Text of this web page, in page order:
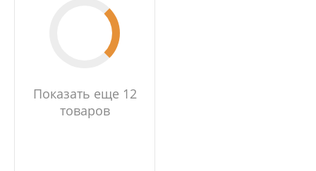
Показать еще 12
товаров